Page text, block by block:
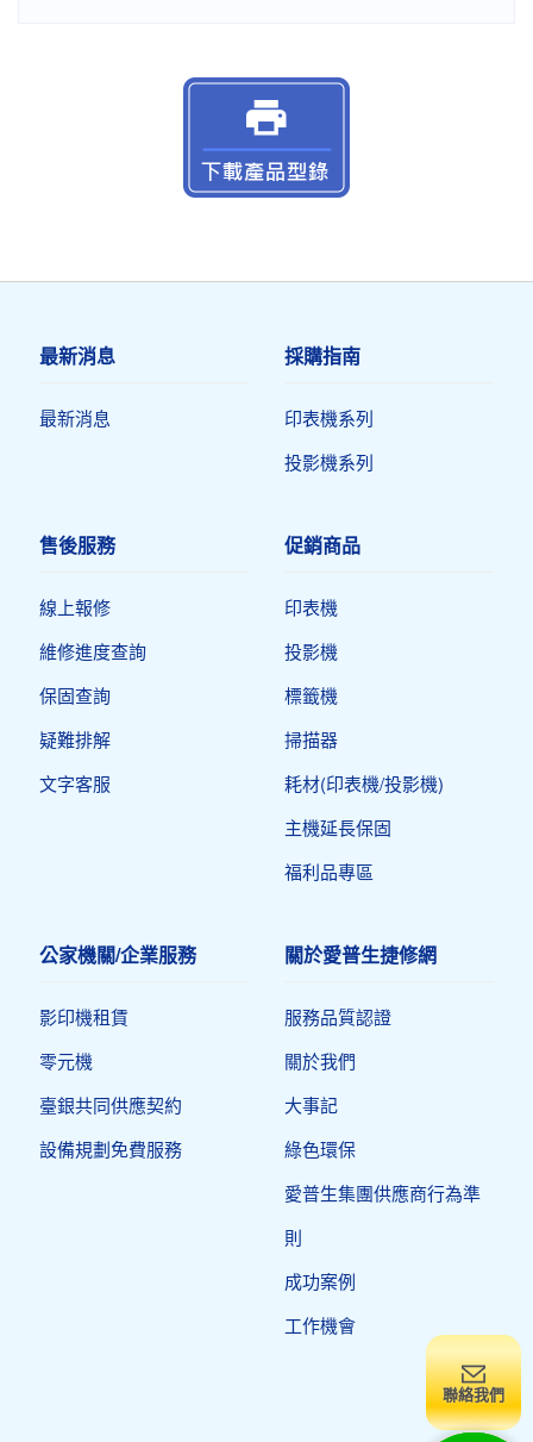
聯絡我們
最新消息
最新消息
採購指南
印表機系列
投影機系列
售後服務
線上報修
維修進度查詢
保固查詢
疑難排解
文字客服
促銷商品
印表機​
投影機
標籤機
掃描器
耗材(印表機/投影機)
主機延長保固
福利品專區
公家機關/企業服務
影印機租賃
零元機
臺銀共同供應契約
設備規劃免費服務
關於愛普生捷修網
服務品質認證
關於我們
大事記
綠色環保
愛普生集團供應商行為準
則
成功案例
工作機會